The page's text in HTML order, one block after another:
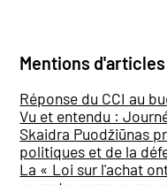
Mentions d'articles
Réponse du CCI au
Vu et entendu :
Skaidra Puodžiūnas
politiques et de la
La « Loi sur l'achat